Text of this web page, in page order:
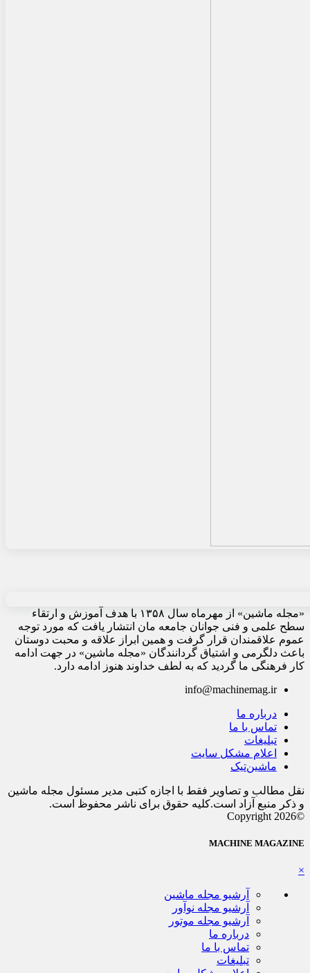
«مجله ماشین» از مهرماه سال ۱۳۵۸ با هدف آموزش و ارتقاء
سطح علمی و فنی جوانان جامعه مان انتشار یافت که مورد توجه
عموم علاقمندان قرار گرفت و همین ابراز علاقه و محبت دوستان
باعث دلگرمی و اشتیاق گردانندگان «مجله ماشین» در جهت ادامه
کار فرهنگی ما گردید که به لطف خداوند هنوز ادامه دارد.
info@machinemag.ir
درباره ما
تماس با ما
تبلیغات
اعلام مشکل سایت
ماشین‌تیک
نقل مطالب و تصاویر فقط با اجازه کتبی مدیر مسئول مجله ماشین
و ذکر منبع آزاد است.کلیه حقوق برای ناشر محفوظ است.
©Copyright 2026
MACHINE MAGAZINE
×
آرشیو مجله ماشین
آرشیو مجله نوآور
آرشیو مجله موتور
درباره ما
تماس با ما
تبلیغات